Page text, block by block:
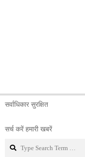
सर्वाधिकार सुरक्षित
सर्च करें हमारी खबरें